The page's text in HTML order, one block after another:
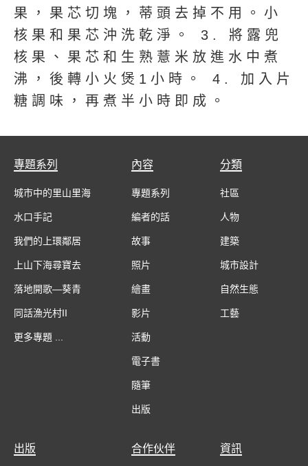
果，果芯切塊，蒂頭去掉不用。小
核果和果芯沖洗乾淨。 3. 將露兜
核果、果芯和生熟薏米放進水中煮
沸，後轉小火煲1小時。 4. 加入片
糖調味，再煮半小時即成。
專題系列
城市中的里山里海
水口手記
我們的上環鄰居
上山下海尋寶去
落地開歌—葵青
同話漁光村II
更多專題 ...
內容
專題系列
編者的話
故事
照片
繪畫
影片
活動
電子書
隨筆
出版
分類
社區
人物
建築
城市設計
自然生態
工藝
出版 合作伙伴 資訊